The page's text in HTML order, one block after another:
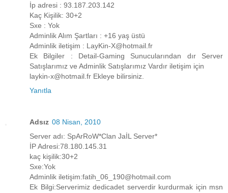
İp adresi : 93.187.203.142
Kaç Kişilik: 30+2
Sxe : Yok
Adminlik Alım Şartları : +16 yaş üstü
Adminlik iletişim : LayKin-X@hotmail.fr
Ek Bilgiler : Detail-Gaming Sunucularından dır Server
Satışlarımız ve Adminlik Satışlarımız Vardır iletişim için
laykin-x@hotmail.fr Ekleye bilirsiniz.
Yanıtla
Adsız 08 Nisan, 2010
Server adı: SpArRoW*Clan JaİL Server*
İP Adresi:78.180.145.31
kaç kişilik:30+2
Sxe:Yok
Adminlik iletişim:fatih_06_190@hotmail.com
Ek Bilgi:Serverimiz dedicadet serverdir kurdurmak için msn